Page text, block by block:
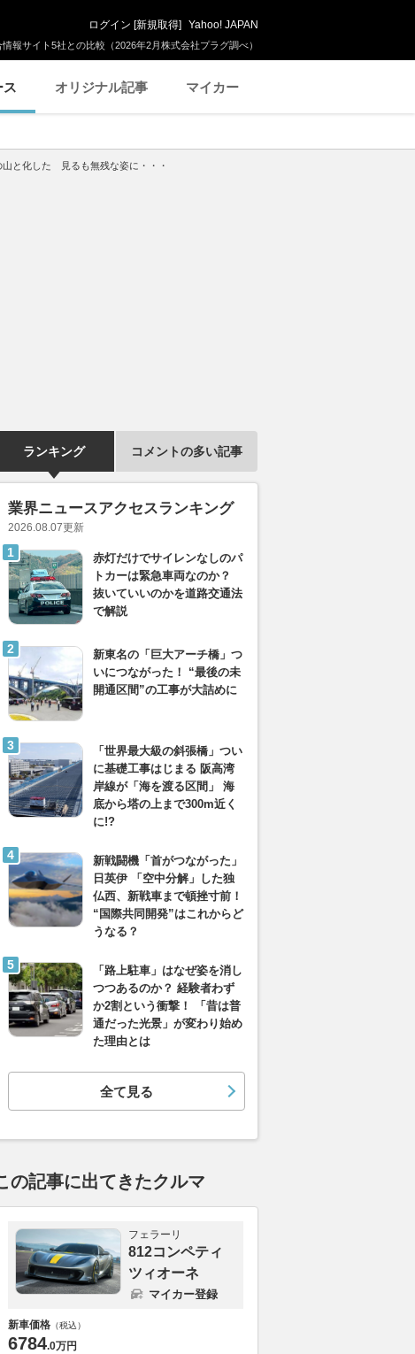
報サイト5社との比較（2026年2月株式会社プラグ調べ）
ログイン [新規取得] Yahoo! JAPAN
ス オリジナル記事 マイカー
山と化した 見るも無残な姿に・・・
ランキング コメントの多い記事
業界ニュースアクセスランキング
2026.08.07更新
赤灯だけでサイレンなしのパ
トカーは緊急車両なのか？
抜いていいのかを道路交通法
で解説
新東名の「巨大アーチ橋」つ
いにつながった！ “最後の未
開通区間”の工事が大詰めに
「世界最大級の斜張橋」つい
に基礎工事はじまる 阪高湾
岸線が「海を渡る区間」 海
底から塔の上まで300m近く
に!?
新戦闘機「首がつながった」
日英伊 「空中分解」した独
仏西、新戦車まで頓挫寸前！
“国際共同開発”はこれからど
うなる？
「路上駐車」はなぜ姿を消し
つつあるのか？ 経験者わず
か2割という衝撃！ 「昔は普
通だった光景」が変わり始め
た理由とは
全て見る
の記事に出てきたクルマ
フェラーリ
812コンペティ
ツィオーネ
マイカー登録
新車価格 （税込）
6784.0万円